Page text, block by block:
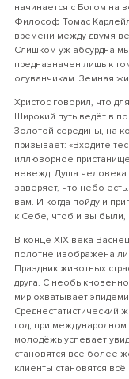
начинается с Богом на
Философ Томас
времени между двумя
Слишком уж абсурдна
предназначен лишь к
одуванчикам. Земная
Христос говорил, что
Широкий путь ведёт в
Золотой середины, на
призывает: «Входите
иллюзорное
невежд. Душа человека
заверяет, что небо
вам. И когда пойду и
к Себе, чтоб и вы были,
В конце XIX века
полотне изображена
Праздник животных
друга. С
мир охватывает
Среднестатистический
год, при
молодёжь успевает
становятся всё более
клиенты становятся